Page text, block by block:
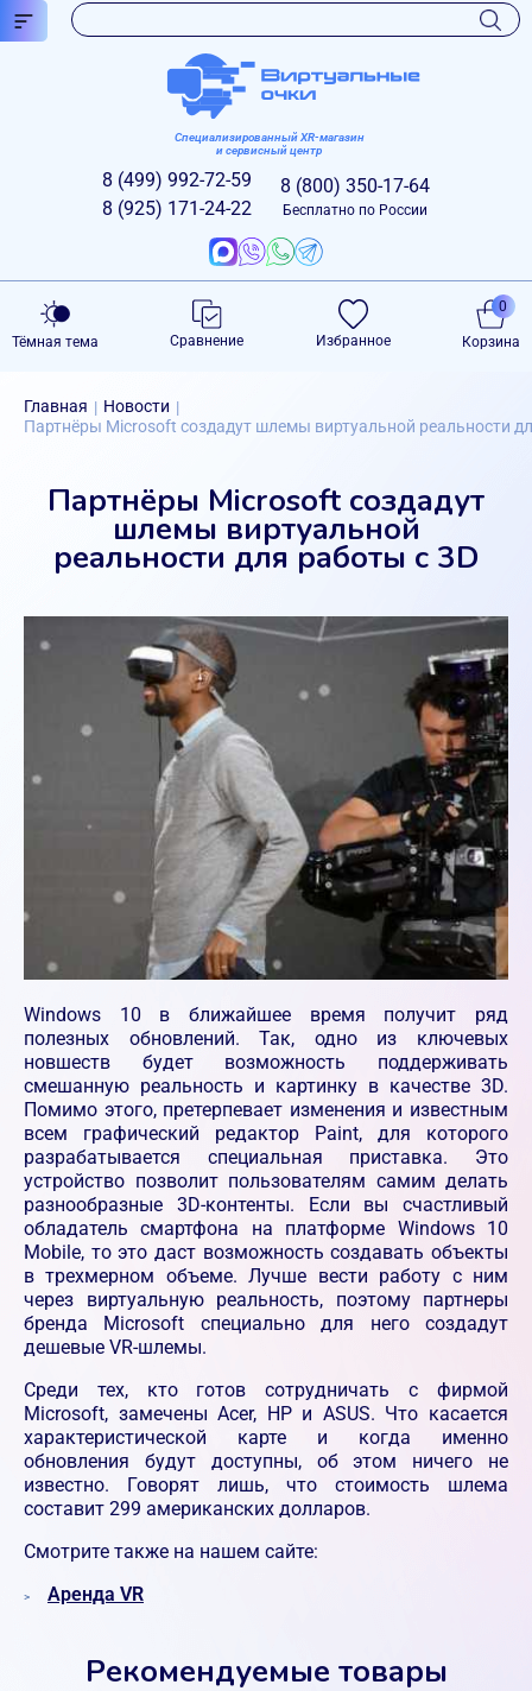
Специализированный XR-магазин
и сервисный центр
8 (499) 992-72-59
8 (925) 171-24-22
8 (800) 350-17-64
Бесплатно по России
Тёмная тема Сравнение Избранное Корзина
0
Главная | Новости |
Партнёры Microsoft создадут шлемы виртуальной реальности
Партнёры Microsoft создадут
шлемы виртуальной
реальности для работы с 3D
Windows 10 в ближайшее время получит ряд
полезных обновлений. Так, одно из ключевых
новшеств будет возможность поддерживать
смешанную реальность и картинку в качестве 3D.
Помимо этого, претерпевает изменения и известным
всем графический редактор Paint, для которого
разрабатывается специальная приставка. Это
устройство позволит пользователям самим делать
разнообразные 3D-контенты. Если вы счастливый
обладатель смартфона на платформе Windows 10
Mobile, то это даст возможность создавать объекты
в трехмерном объеме. Лучше вести работу с ним
через виртуальную реальность, поэтому партнеры
бренда Microsoft специально для него создадут
дешевые VR-шлемы.
Среди тех, кто готов сотрудничать с фирмой
Microsoft, замечены Acer, HP и ASUS. Что касается
характеристической карте и когда именно
обновления будут доступны, об этом ничего не
известно. Говорят лишь, что стоимость шлема
составит 299 американских долларов.
Смотрите также на нашем сайте:
Аренда VR
Рекомендуемые товары